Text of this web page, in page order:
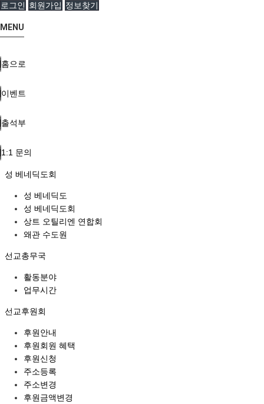
로그인 회원가입 정보찾기
MENU
홈으로
이벤트
출석부
1:1 문의
성 베네딕도회
성 베네딕도
성 베네딕도회
상트 오틸리엔 연합회
왜관 수도원
선교총무국
활동분야
업무시간
선교후원회
후원안내
후원회원 혜택
후원신청
주소등록
주소변경
후원금액변경